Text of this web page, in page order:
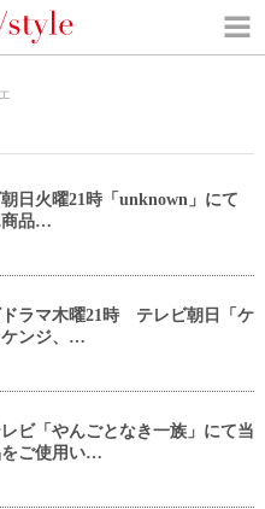
日火曜21時「unknown」にて
商品…
ドラマ木曜21時 テレビ朝日「ケ
ケンジ、…
ビ「やんごとなき一族」にて当
をご使用い…